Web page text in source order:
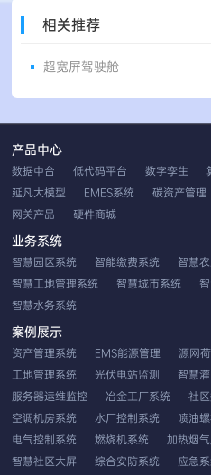
相关推荐
超宽屏驾驶舱
产品中心
数据中台 低代码平台 数字孪生
延凡大模型
EMES系统 碳资产管理
网关产品
硬件商城
业务系统
智慧园区系统 智能缴费系统 智慧
智慧工地管理系统
智慧城市系统
智慧水务系统
案例展示
资产管理系统 EMS能源管理 源网
工地管理系统
光伏电站监测 智慧
服务器运维监控
冶金工厂系统 社
空调机房系统
水厂控制系统 喷油
电气控制系统
燃烧机系统 加热烟
智慧社区大屏
综合安防系统 应急